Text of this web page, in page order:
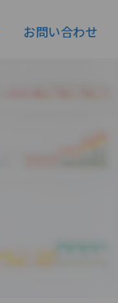
お問い合わせ